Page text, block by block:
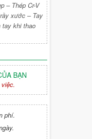
– Thép Cr-V
xước – Tay
tay khi thao
BẠN
phí.